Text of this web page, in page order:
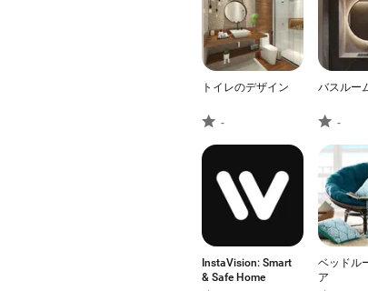
トイレのデザイン
-
バスルー
-
InstaVision: Smart
& Safe Home
ベッドル
ア